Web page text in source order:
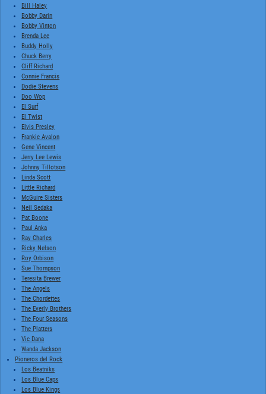
Bill Haley
Bobby Darin
Bobby Vinton
Brenda Lee
Buddy Holly
Chuck Berry
Cliff Richard
Connie Francis
Dodie Stevens
Doo Wop
El Surf
El Twist
Elvis Presley
Frankie Avalon
Gene Vincent
Jerry Lee Lewis
Johnny Tillotson
Linda Scott
Little Richard
McGuire Sisters
Neil Sedaka
Pat Boone
Paul Anka
Ray Charles
Ricky Nelson
Roy Orbison
Sue Thompson
Teresita Brewer
The Angels
The Chordettes
The Everly Brothers
The Four Seasons
The Platters
Vic Dana
Wanda Jackson
Pioneros del Rock
Los Beatniks
Los Blue Caps
Los Blue Kings